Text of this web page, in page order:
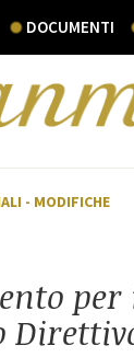
DOCUMENTI
- MODIFICHE